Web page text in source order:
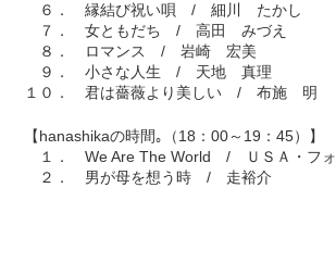
６． 縁結び祝い唄 / 細川 たかし
７． 女ともだち / 高田 みづえ
８． ロマンス / 岩崎 宏美
９． 小さな人生 / 天地 真理
１０． 君は薔薇より美しい / 布施 明
【hanashikaの時間｡（18：00～19：45）】
１． We Are The World / ＵＳＡ・フォ
２． 男が母を想う時 / 走裕介